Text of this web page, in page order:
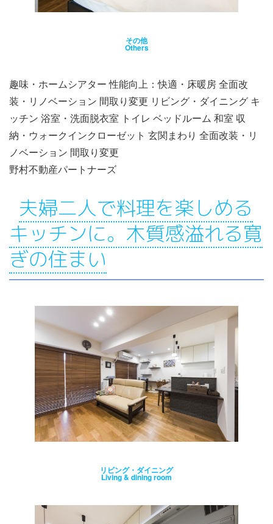
その他
Others
趣味・ホームシアター 性能向上：快適・床暖房 全面改
装・リノベーション 間取り変更 リビング・ダイニング キ
ッチン 浴室・洗面脱衣室 トイレ ベッドルーム 和室 収
納・ウォークインクローゼット 玄関まわり 全面改装・リ
ノベーション 間取り変更
野村不動産パートナーズ
夫婦二人で料理を楽しめる
キッチンに。木質感溢れる寛
ぎの住まい
リビング・ダイニング
Living & dining room